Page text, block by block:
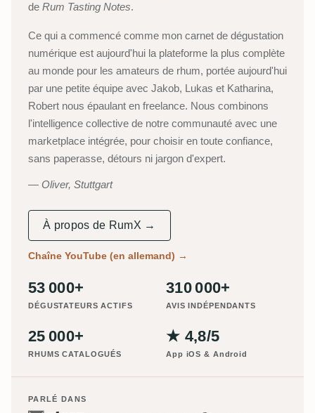
de Rum Tasting Notes.
Ce qui a commencé comme mon carnet de dégustation
numérique est aujourd'hui la plateforme la plus complète
au monde pour les amateurs de rhum, portée aujourd'hui
par une petite équipe avec Jakob, Lukas et Katharina,
Robert nous épaulant en freelance. Nous combinons
l'intelligence collective de notre communauté avec une
marketplace intégrée, pour choisir en toute confiance,
sans paperasse, détours ni jargon d'expert.
Oliver, Stuttgart
À propos de RumX →
Chaîne YouTube (en allemand) →
53 000+
DÉGUSTATEURS ACTIFS
310 000+
AVIS INDÉPENDANTS
25 000+
RHUMS CATALOGUÉS
★ 4,8/5
App iOS & Android
PARLÉ DANS